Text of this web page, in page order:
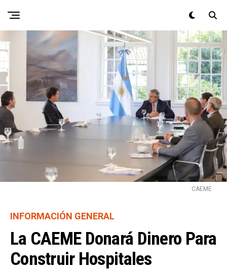
CAEME
INFORMACIÓN GENERAL
La CAEME Donará Dinero Para
Construir Hospitales